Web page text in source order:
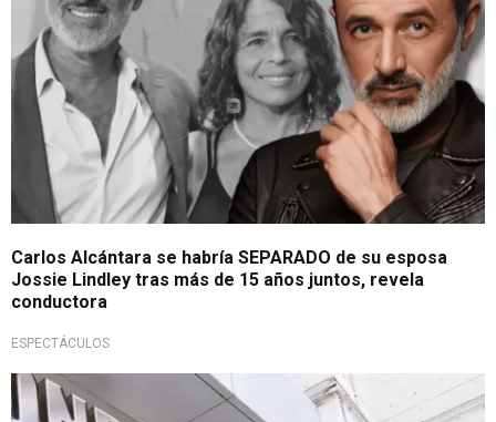
Carlos Alcántara se habría SEPARADO de su esposa
Jossie Lindley tras más de 15 años juntos, revela
conductora
ESPECTÁCULOS
¿Se pierde tu dinero?